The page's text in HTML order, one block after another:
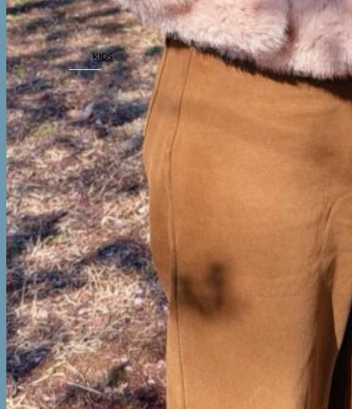
KIDS
COATS
TOP
BOTTOM
SETS & AIRPORT
LOOKS
THERMAL
UNDERWEAR
WINTER
ACCESSORIES
BOOTS
BOOTS
WINTER ACCESSORIES
TRAVEL ESSENTIALS
MAP
IG
REVIEW